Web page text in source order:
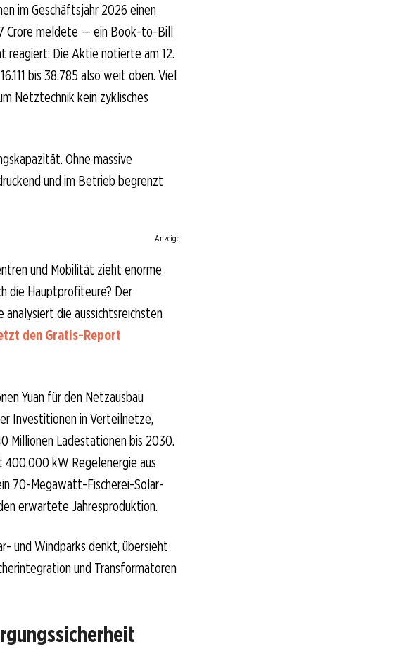
im Geschäftsjahr 2026 einen
Crore meldete — ein Book-to-Bill
reagiert: Die Aktie notierte am 12.
bis 38.785 also weit oben. Viel
Netztechnik kein zyklisches
Ohne massive
und im Betrieb begrenzt
Anzeige
und Mobilität zieht enorme
die Hauptprofiteure? Der
die aussichtsreichsten
den Gratis-Report
Yuan für den Netzausbau
Investitionen in Verteilnetze,
Millionen Ladestationen bis 2030.
kW Regelenergie aus
70-Megawatt-Fischerei-Solar-
erwartete Jahresproduktion.
und Windparks denkt, übersieht
und Transformatoren